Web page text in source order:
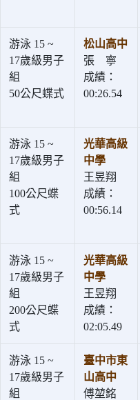
游泳 15 ~
17歲級男子
組
50公尺蝶式
松山高中
張 寧
成績：
00:26.54
游泳 15 ~
17歲級男子
組
100公尺蝶
式
光華高級
中學
王昱翔
成績：
00:56.14
游泳 15 ~
17歲級男子
組
200公尺蝶
式
光華高級
中學
王昱翔
成績：
02:05.49
游泳 15 ~
17歲級男子
組
臺中市東
山高中
傅堃銘